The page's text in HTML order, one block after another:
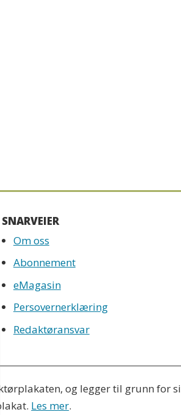
SNARVEIER
Om oss
Abonnement
eMagasin
Persovernerklæring
Redaktøransvar
og legger til grunn for
Les mer.